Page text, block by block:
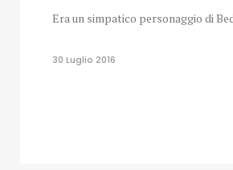
Era un simpatico personaggio di
30 Luglio 2016